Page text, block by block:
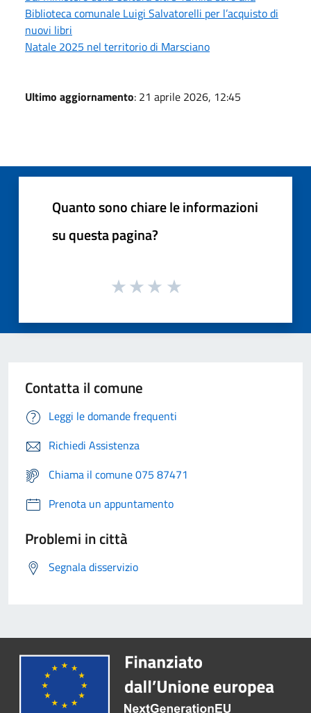
Biblioteca comunale Luigi Salvatorelli per l’acquisto di
nuovi libri
Natale 2025 nel territorio di Marsciano
Ultimo aggiornamento: 21 aprile 2026, 12:45
Quanto sono chiare le informazioni
su questa pagina?
Contatta il comune
Leggi le domande frequenti
Richiedi Assistenza
Chiama il comune 075 87471
Prenota un appuntamento
Problemi in città
Segnala disservizio